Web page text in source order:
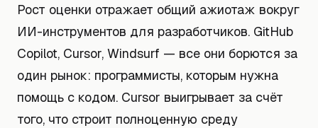
Рост оценки отражает общий ажиотаж вокруг
ИИ-инструментов для разработчиков. GitHub
Copilot, Cursor, Windsurf — все они борются за
один рынок: программисты, которым нужна
помощь с кодом. Cursor выигрывает за счёт
того, что строит полноценную среду